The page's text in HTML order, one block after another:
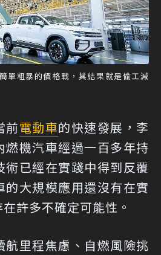
單粗暴的價格戰，其結果就是偷工減
前電動車的快速發展，李
燃機汽車經過一百多年持
已經在實踐中得到反覆
大規模應用還沒有在實
許多不確定可能性。
航里程焦慮、自燃風險挑